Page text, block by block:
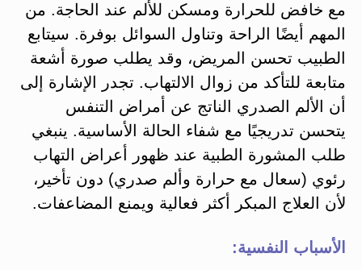
مع خافض للحرارة ومسكن للألم عند الحاجة. من
المهم أيضًا الراحة وتناول السوائل بوفرة. سيتابع
الطبيب تحسن المريض، وقد يطلب صورة أشعة
متابعة للتأكد من زوال الالتهاب. تجدر الإشارة إلى
أن الألم الصدري الناتج عن أمراض التنفس
يتحسن تدريجيًا مع شفاء الحالة الأساسية. ينبغي
طلب المشورة الطبية عند ظهور أعراض التهاب
رئوي (سعال مع حرارة وألم صدري) دون تأخير،
لأن العلاج المبكر أكثر فعالية ويمنع المضاعفات.
الأسباب النفسية: